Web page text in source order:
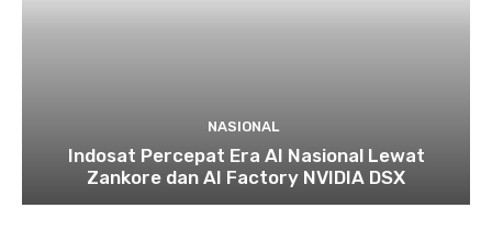
NASIONAL
Indosat Percepat Era AI Nasional Lewat
Zankore dan AI Factory NVIDIA DSX